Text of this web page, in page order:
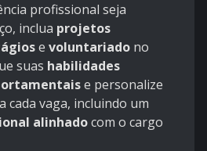
profissional seja
inclua projetos
e voluntariado no
suas habilidades
e personalize
cada vaga, incluindo um
alinhadocom o cargo